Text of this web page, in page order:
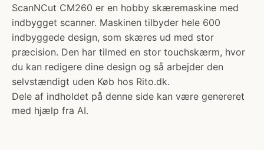
ScanNCut CM260 er en hobby skæremaskine med
indbygget scanner. Maskinen tilbyder hele 600
indbyggede design, som skæres ud med stor
præcision. Den har tilmed en stor touchskærm, hvor
du kan redigere dine design og så arbejder den
selvstændigt uden Køb hos Rito.dk.
Dele af indholdet på denne side kan være genereret
med hjælp fra AI.